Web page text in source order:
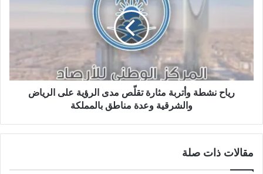
رياح نشطة وأتربة مثارة تقلّص مدى الرؤية على الرياض
والشرقية وعدة مناطق بالمملكة
مقالات ذات صلة